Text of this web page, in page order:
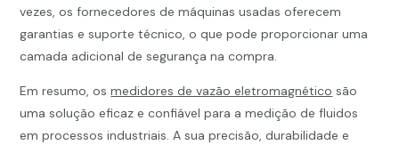
vezes, os fornecedores de máquinas usadas oferecem
garantias e suporte técnico, o que pode proporcionar uma
camada adicional de segurança na compra.
Em resumo, osmedidores de vazão eletromagnético são
uma solução eficaz e confiável para a medição de fluidos
em processos industriais. A sua precisão, durabilidade e